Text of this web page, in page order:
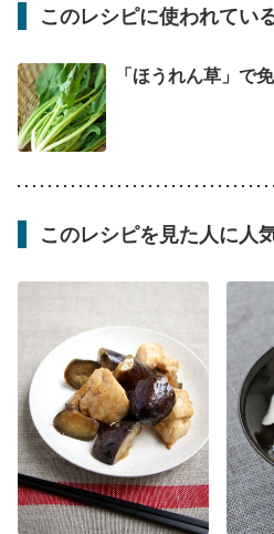
このレシピに使われてい
「ほうれん草」で
このレシピを見た人に人